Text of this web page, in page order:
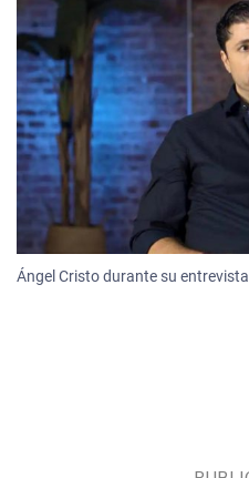
Ángel Cristo durante su entrevista